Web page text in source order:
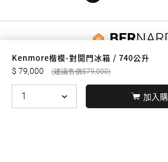
Kenmore楷模-對開門冰箱 / 740公升
79,000 79,000
加入
友誠購物
© BERNARD 2021